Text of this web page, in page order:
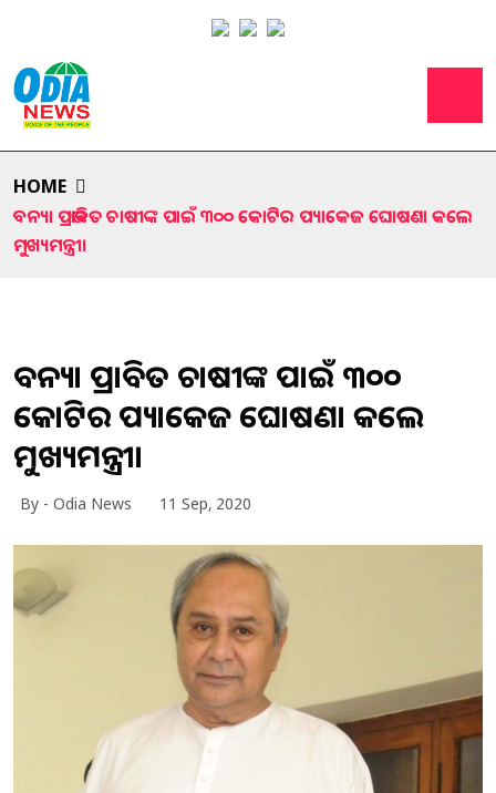
HOME
ବନ୍ୟା ପ୍ରଭାବିତ ଚାଷୀଙ୍କ ପାଇଁ ୩୦୦ କୋଟିର ପ୍ୟାକେଜ ଘୋଷଣା କଲେ
ମୁଖ୍ୟମନ୍ତ୍ରୀ।
ବନ୍ୟା ପ୍ରଭାବିତ ଚାଷୀଙ୍କ ପାଇଁ ୩୦୦
କୋଟିର ପ୍ୟାକେଜ ଘୋଷଣା କଲେ
ମୁଖ୍ୟମନ୍ତ୍ରୀ।
By - Odia News 11 Sep, 2020